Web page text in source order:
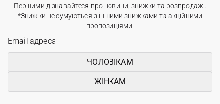
Першими дізнавайтеся про новини, знижки та розпродажі.
*Знижки не сумуються з іншими знижками та акційними
пропозиціями.
ЧОЛОВІКАМ
ЖІНКАМ